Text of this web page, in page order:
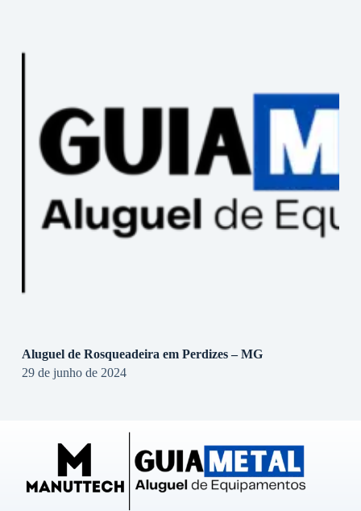
Aluguel de Rosqueadeira em Perdizes – MG
29 de junho de 2024